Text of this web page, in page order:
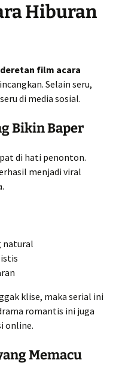
Hiburan
deretan film acara
Selain seru,
di media sosial.
Bikin Baper
di hati penonton.
menjadi viral
natural
klise, maka serial ini
romantis ini juga
online.
Memacu